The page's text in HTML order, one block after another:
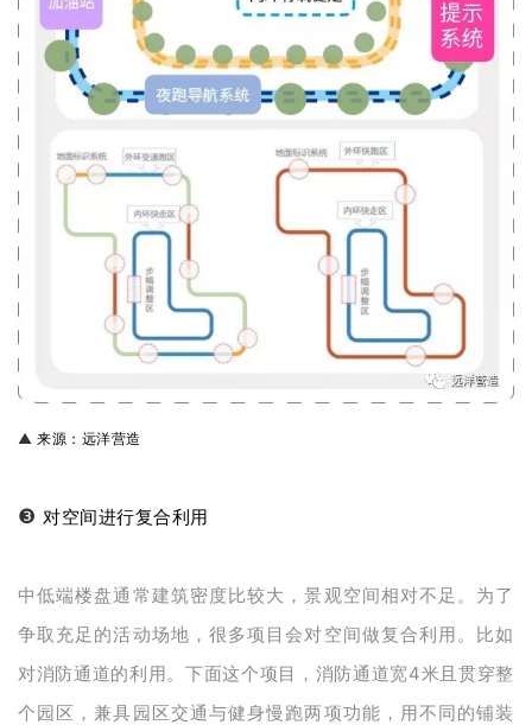
▲来源：远洋营造
❸ 对空间进行复合利用
中低端楼盘通常建筑密度比较大，景观空间相对不足。为了
争取充足的活动场地，很多项目会对空间做复合利用。比如
对消防通道的利用。下面这个项目，消防通道宽4米且贯穿整
个园区，兼具园区交通与健身慢跑两项功能，用不同的铺装